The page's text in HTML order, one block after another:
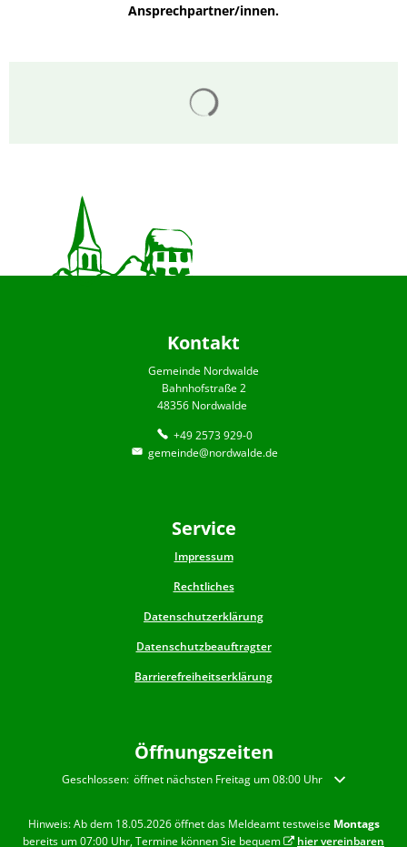
Ansprechpartner/innen.
Kontakt
Gemeinde Nordwalde
Bahnhofstraße 2
48356 Nordwalde
+49 2573 929-0
gemeinde@nordwalde.de
Service
Impressum
Rechtliches
Datenschutzerklärung
Datenschutzbeauftragter
Barrierefreiheitserklärung
Öffnungszeiten
Klicken, um weitere Öffnungs- oder Schließzeiten auszublenden
Geschlossen: öffnet nächsten Freitag um 08:00 Uhr
Hinweis: Ab dem 18.05.2026 öffnet das Meldeamt testweise Montags
bereits um 07:00 Uhr, Termine können Sie bequem
hier vereinbaren